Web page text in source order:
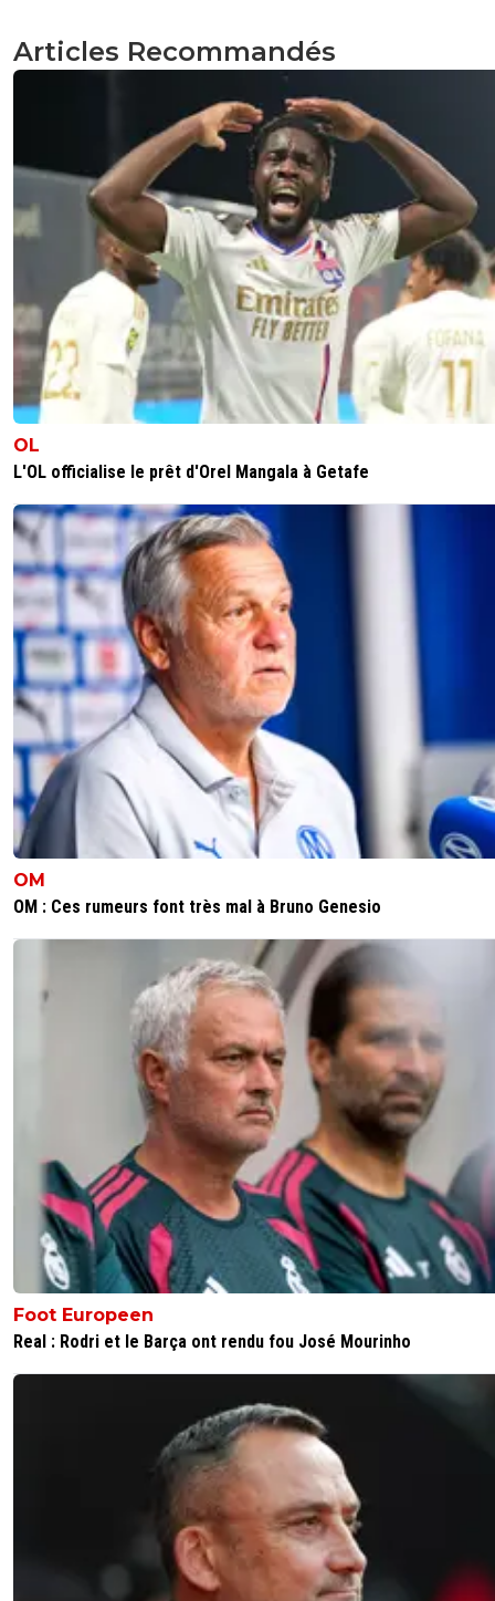
Articles Recommandés
OL
L'OL officialise le prêt d'Orel Mangala à Getafe
OM
OM : Ces rumeurs font très mal à Bruno Genesio
Foot Europeen
Real : Rodri et le Barça ont rendu fou José Mourinho